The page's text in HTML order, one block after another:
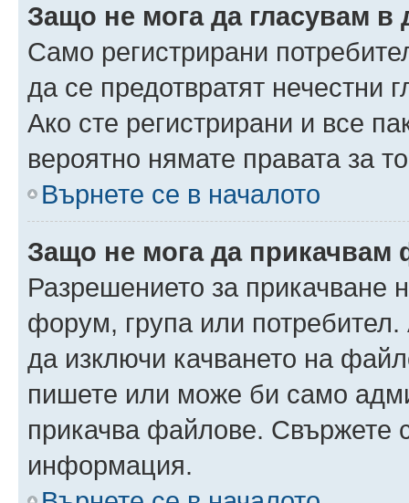
Защо не мога да гласувам в
Само регистрирани
да се предотвратят нечестни
Ако сте регистрирани и все
вероятно нямате правата за
Върнете се в началото
Защо не мога да прикачвам
Разрешението за
форум, група или
да изключи качването на
пишете или може би само
прикачва файлове. Свържете
информация.